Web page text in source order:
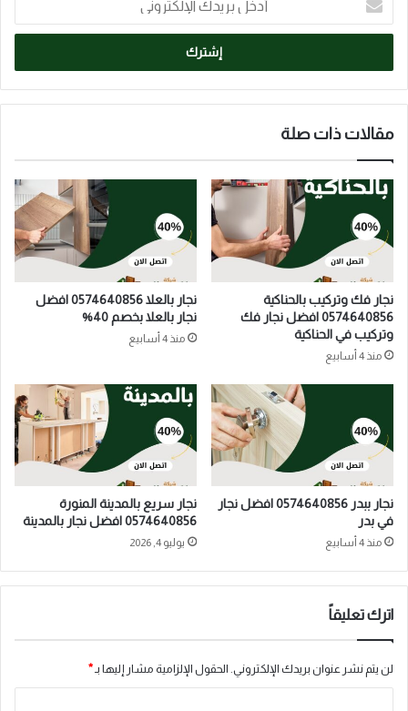
بريدك
الإلكتروني
مقالات ذات صلة
نجار فك وتركيب بالحناكية
0574640856 افضل نجار فك
وتركيب في الحناكية
منذ 4 أسابيع
نجار بالعلا 0574640856 افضل
نجار بالعلا بخصم 40%
منذ 4 أسابيع
نجار ببدر 0574640856 افضل نجار
في بدر
منذ 4 أسابيع
نجار سريع بالمدينة المنورة
0574640856 افضل نجار بالمدينة
يوليو 4, 2026
اترك تعليقاً
لن يتم نشر عنوان بريدك الإلكتروني. الحقول الإلزامية مشار إليها بـ*